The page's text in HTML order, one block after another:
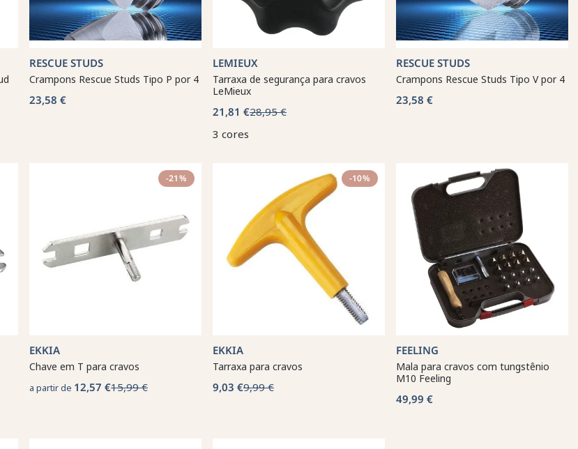
RESCUE STUDS
Crampons Rescue Studs Tipo P por 4
23,58 €
LEMIEUX
Tarraxa de segurança para cravos
LeMieux
21,81 €28,95 €
3 cores
RESCUE STUDS
Crampons Rescue Studs Tipo V por 4
23,58 €
-21%
EKKIA
Chave em T para cravos
a partir de 12,57 €15,99 €
-10%
EKKIA
Tarraxa para cravos
9,03 €9,99 €
FEELING
Mala para cravos com tungstênio
M10 Feeling
49,99 €